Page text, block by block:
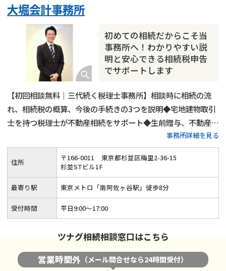
初めての相続だからこそ当
事務所へ！わかりやすい説
明と安心できる相続税申告
でサポートします
大堀会計事務所
【初回相談無料｜三代続く税理士事務所】相談時に相続の流
れ、相続税の概算、今後の手続きの3つを説明◆宅地建物取引
士を持つ税理士が不動産相続をサポート◆生前贈与、不動産活
用、遺言書作成といった生前対策も得意◆土日祝日相談（要予
約）とオンライン面談にも対応している忙しい方が相談しやす
い税理士事務所です。
事務所詳細を見る
住所 〒166-0011
東京都杉並区梅里2-36-15
杉並STビル1F
最寄り駅 東京メトロ「南阿佐ヶ谷駅」徒歩8分
受付時間 平日9:00～17:00
ツナグ相続相談窓口はこちら
営業時間外 （メール問合せなら24時間受付）